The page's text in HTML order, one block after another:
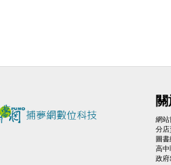
網站
分店
圖
高中
政府